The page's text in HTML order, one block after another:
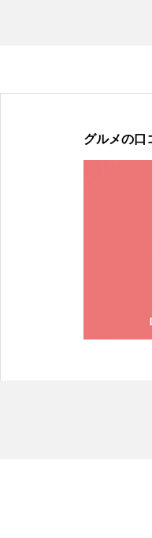
グルメの口